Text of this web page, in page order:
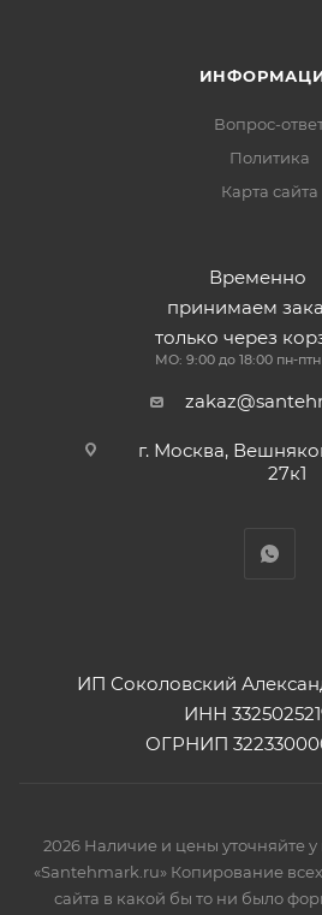
Вопрос-
Политика
Карта сайта
Временно
принимаем
только через
МО: 9:00 до 18:00 пн-птн
г. Москва,
27к1
ИП Соколовский
ИНН
ОГРНИП
2026 Наличие и цены уточняйте
«Santehmark.ru» Копирование
сайта в какой бы то ни было